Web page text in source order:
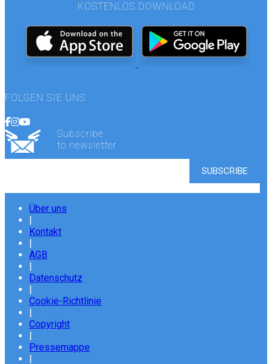
KOSTENLOS DOWNLOAD
FOLGEN SIE UNS
Subscribe
to newsletter
Über uns
Kontakt
AGB
Datenschutz
Cookie-Richtlinie
Copyright
Pressemappe